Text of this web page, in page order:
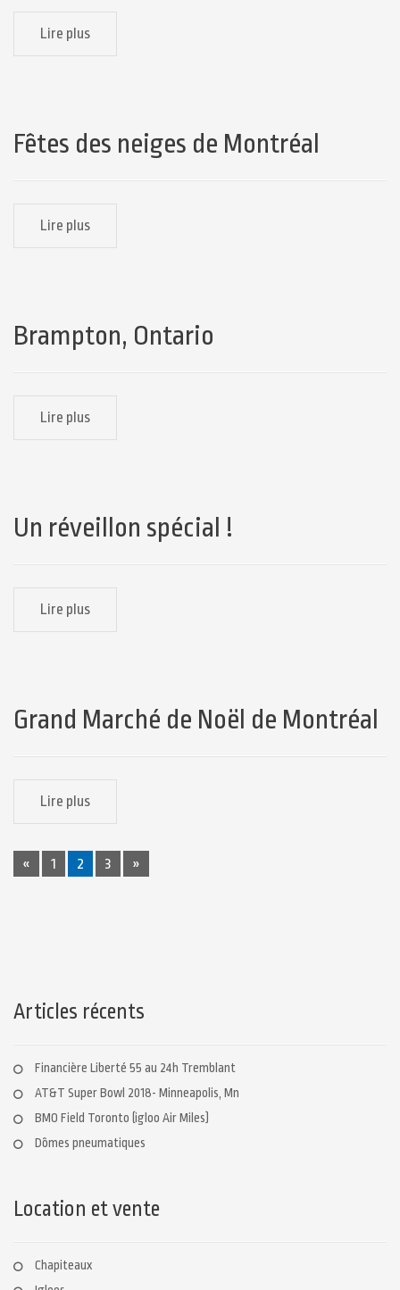
Lire plus
Fêtes des neiges de Montréal
Lire plus
Brampton, Ontario
Lire plus
Un réveillon spécial !
Lire plus
Grand Marché de Noël de Montréal
Lire plus
P
:
« 1 2 3 »
Articles récents
Financière Liberté 55 au 24h Tremblant
AT&T Super Bowl 2018- Minneapolis, Mn
BMO Field Toronto (igloo Air Miles)
Dômes pneumatiques
Location et vente
Chapiteaux